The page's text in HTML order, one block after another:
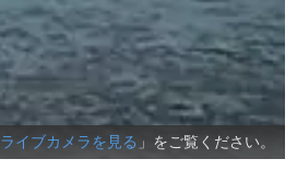
ライブカメラを見る 」をご覧ください。